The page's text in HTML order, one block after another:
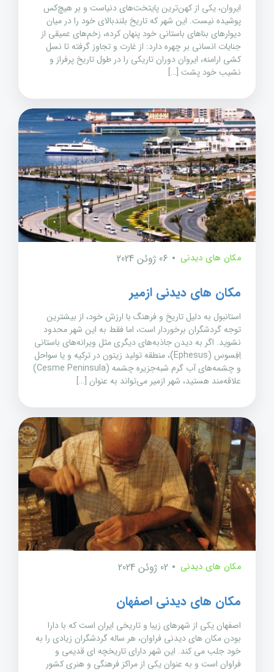
ایروان، یکی از کهن‌ترین پایتخت‌های دنیاست و بر هیچ‌کس
پوشیده نیست. این شهر که تاریخ بلندبالای خود را در میان
دیوارهای بناهای باستانی خود پنهان کرده، زخم‌های عمیقی از
جنایات انسانی بر چهره دارد: از غارت و تجاوز گرفته تا نسل
کشی ارامنه، ایروان دوران تاریکی را در طول تاریخ پرفراز و
نشیب خود پشت […]
مکان های دیدنی 06 ژوئن 2024
مکان های دیدنی ازمیر
استانبول به دلیل تاریخ و فرهنگ با ارزش خود، از بیشترین
توجه گردشگران برخوردار است، اما فقط به این شهر محدود
نشوید. اگر به دیدن جاذبه‌های دیگری مثل ویرانه‌های باستانی
اِفِسوس (Ephesus)، منطقه تولید زیتون در ترکیه و یا سواحل
و چشمه‌های آب گرم شبه‌جزیره چشمه (Cesme Peninsula)
علاقه‌مند هستید، شهر ازمیر می‌تواند به عنوان […]
مکان های دیدنی 02 ژوئن 2024
مکان های دیدنی اصفهان
اصفهان یکی از شهرهای زیبا و تاریخی ایران است که با دارا
بودن مکان های دیدنی فراوان، هر ساله گردشگران زیادی را به
خود جلب می کند. این شهر دارای تاریخچه ای قدیمی و
فراوان است و به عنوان یکی از مراکز فرهنگی و هنری کشور